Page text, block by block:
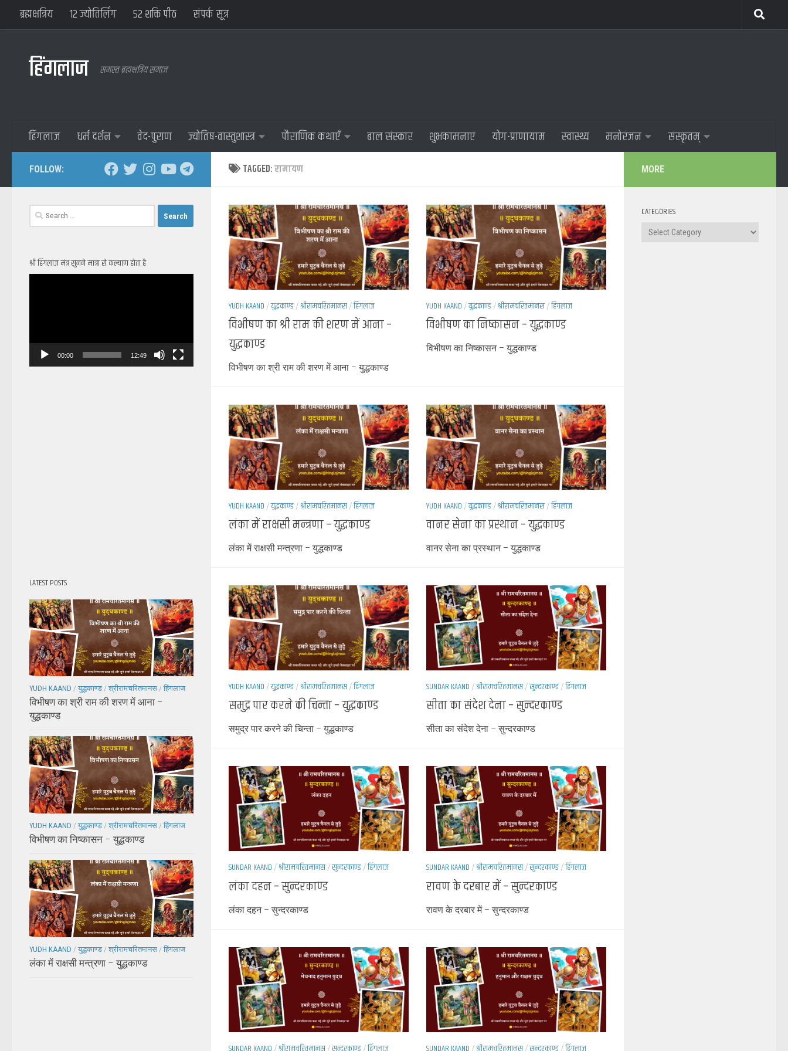
ब्रह्मक्षत्रिय १२ ज्योतिर्लिंग ५२ शक्ति पीठ संपर्क सूत्र
हिंगलाज समस्त ब्रह्मक्षत्रिय समाज
हिंगलाज धर्म दर्शन वेद-पुराण ज्योतिष-वास्तुशास्त्र पौराणिक कथाएँ बाल संस्कार शुभकामनाएं योग-प्राणायाम स्वास्थ्य मनोरंजन संस्कृतम्
TAGGED:रामायण
YUDH KAAND/युद्धकाण्ड/श्रीरामचरितमानस/हिंगलाज
विभीषण का श्री राम की शरण में आना –
युद्धकाण्ड
विभीषण का श्री राम की शरण में आना – युद्धकाण्ड
YUDH KAAND/युद्धकाण्ड/श्रीरामचरितमानस/हिंगलाज
विभीषण का निष्कासन – युद्धकाण्ड
विभीषण का निष्कासन – युद्धकाण्ड
YUDH KAAND/युद्धकाण्ड/श्रीरामचरितमानस/हिंगलाज
लंका में राक्षसी मन्त्रणा – युद्धकाण्ड
लंका में राक्षसी मन्त्रणा – युद्धकाण्ड
YUDH KAAND/युद्धकाण्ड/श्रीरामचरितमानस/हिंगलाज
वानर सेना का प्रस्थान – युद्धकाण्ड
वानर सेना का प्रस्थान – युद्धकाण्ड
YUDH KAAND/युद्धकाण्ड/श्रीरामचरितमानस/हिंगलाज
समुद्र पार करने की चिन्ता – युद्धकाण्ड
समुद्र पार करने की चिन्ता – युद्धकाण्ड
SUNDAR KAAND/श्रीरामचरितमानस/सुन्दरकाण्ड/हिंगलाज
सीता का संदेश देना – सुन्दरकाण्ड
सीता का संदेश देना – सुन्दरकाण्ड
SUNDAR KAAND/श्रीरामचरितमानस/सुन्दरकाण्ड/हिंगलाज
लंका दहन – सुन्दरकाण्ड
लंका दहन – सुन्दरकाण्ड
SUNDAR KAAND/श्रीरामचरितमानस/सुन्दरकाण्ड/हिंगलाज
रावण के दरबार में – सुन्दरकाण्ड
रावण के दरबार में – सुन्दरकाण्ड
SUNDAR KAAND /श्रीरामचरितमानस/सुन्दरकाण्ड/हिंगलाज SUNDAR KAAND /श्रीरामचरितमानस/सुन्दरकाण्ड/हिंगलाज
FOLLOW:
Search
for:
श्री हिंगलाज मंत्र सुनने मात्रा से कल्याण होता है
00:00 12:49
LATEST POSTS
YUDH KAAND / युद्धकाण्ड / श्रीरामचरितमानस / हिंगलाज
विभीषण का श्री राम की शरण में आना –
युद्धकाण्ड
YUDH KAAND / युद्धकाण्ड / श्रीरामचरितमानस / हिंगलाज
विभीषण का निष्कासन – युद्धकाण्ड
YUDH KAAND / युद्धकाण्ड / श्रीरामचरितमानस / हिंगलाज
लंका में राक्षसी मन्त्रणा – युद्धकाण्ड
MORE
CATEGORIES
Categories